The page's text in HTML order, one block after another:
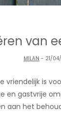
van
MILAN - 21/
is
en gastvrije
aan het